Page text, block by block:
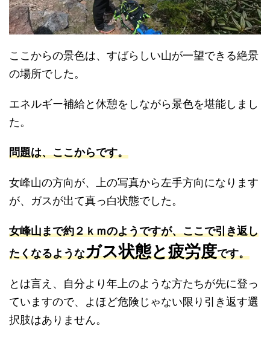
ここからの景色は、すばらしい山が一望できる絶景
の場所でした。
エネルギー補給と休憩をしながら景色を堪能しまし
た。
問題は、ここからです。
女峰山の方向が、上の写真から左手方向になります
が、ガスが出て真っ白状態でした。
女峰山まで約２ｋｍのようですが、ここで引き返し
たくなるようなガス状態と疲労度です。
とは言え、自分より年上のような方たちが先に登っ
ていますので、よほど危険じゃない限り引き返す選
択肢はありません。